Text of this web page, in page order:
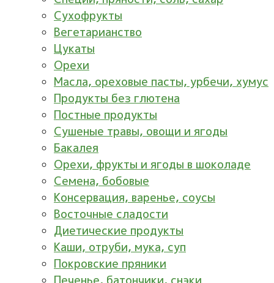
Сухофрукты
Вегетарианство
Цукаты
Орехи
Масла, ореховые пасты, урбечи, хумус
Продукты без глютена
Постные продукты
Сушеные травы, овощи и ягоды
Бакалея
Орехи, фрукты и ягоды в шоколаде
Семена, бобовые
Консервация, варенье, соусы
Восточные сладости
Диетические продукты
Каши, отруби, мука, суп
Покровские пряники